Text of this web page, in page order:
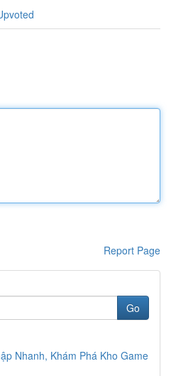
Report Page
Go
Nhanh, Khám Phá Kho Game